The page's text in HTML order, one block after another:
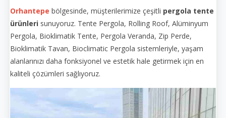
Orhantepe bölgesinde, müşterilerimize çeşitli pergola tente
ürünleri sunuyoruz. Tente Pergola, Rolling Roof, Alüminyum
Pergola, Bioklimatik Tente, Pergola Veranda, Zip Perde,
Bioklimatik Tavan, Bioclimatic Pergola sistemleriyle, yaşam
alanlarınızı daha fonksiyonel ve estetik hale getirmek için en
kaliteli çözümleri sağlıyoruz.